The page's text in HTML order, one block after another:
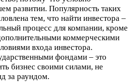
развитии. Популярность таких
тем, что найти инвестора –
процесс для компании, кроме
коммерческими
входа инвестора.
фондами – это
бизнес своими силами, не
за раундом.